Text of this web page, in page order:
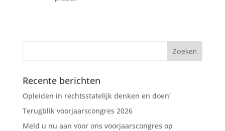
Recente berichten
Opleiden in rechtsstatelijk denken en doen’
Terugblik voorjaarscongres 2026
Meld u nu aan voor ons voorjaarscongres op